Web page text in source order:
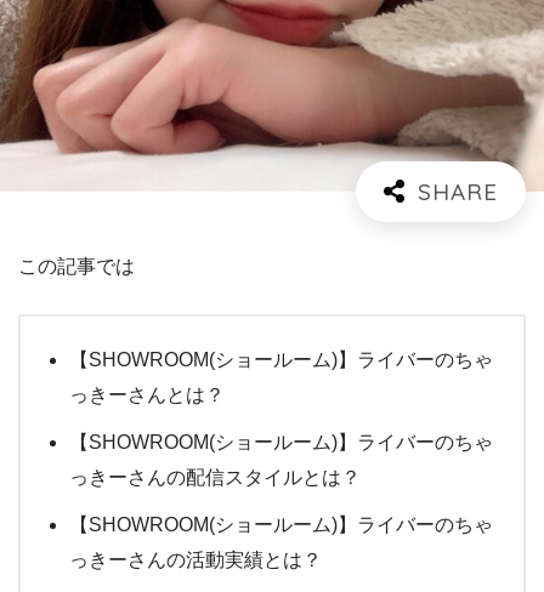
この記事では
【SHOWROOM(ショールーム)】ライバーのちゃ
っきーさんとは？
【SHOWROOM(ショールーム)】ライバーのちゃ
っきーさんの配信スタイルとは？
【SHOWROOM(ショールーム)】ライバーのちゃ
っきーさんの活動実績とは？